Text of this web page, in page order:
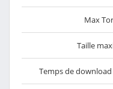
Max
Taille
Temps de